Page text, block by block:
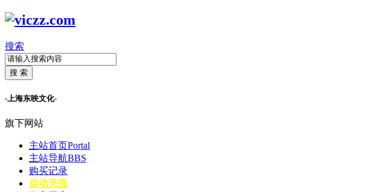
搜索
搜 索
-上海东映文化-
旗下网站
主站首页Portal
主站导航BBS
购买记录
自动充值